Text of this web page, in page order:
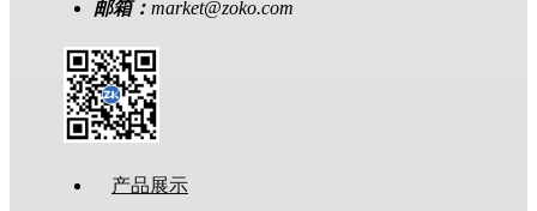
邮箱： market@zoko.com
产品展示